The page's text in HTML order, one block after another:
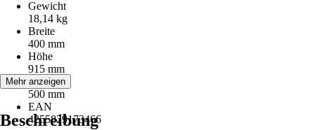
Gewicht
18,14 kg
Breite
400 mm
Höhe
915 mm
Tiefe
500 mm
EAN
4255829173466
Mehr anzeigen
Beschreibung